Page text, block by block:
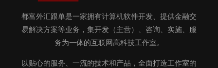
都富外汇跟单是一家拥有计算机软件开发、提供金融交
易解决方案等业务，集开发（主营）、咨询、实施、服
务为一体的互联网高科技工作室。
以贴心的服务、一流的技术和产品，全面打造工作室的